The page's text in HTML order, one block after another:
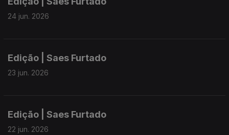
24 jun. 2026
Edição | Saes Furtado
23 jun. 2026
Edição | Saes Furtado
22 jun. 2026